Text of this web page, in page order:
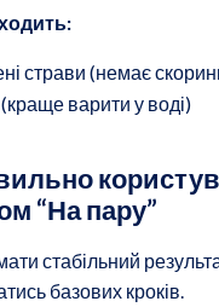
страви (немає
варити у воді)
“На пару”
стабільний
базових кроків.